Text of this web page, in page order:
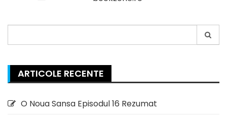
for:
ARTICOLE RECENTE
O Noua Sansa Episodul 16 Rezumat